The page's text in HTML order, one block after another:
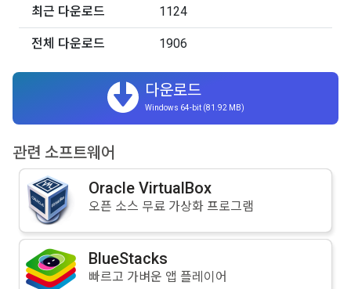
최근 다운로드 1124
전체 다운로드 1906
다운로드
Windows 64-bit (81.92 MB)
관련 소프트웨어
Oracle VirtualBox
오픈 소스 무료 가상화 프로그램
BlueStacks
빠르고 가벼운 앱 플레이어